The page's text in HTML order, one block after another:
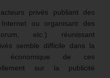
privés publiant des
ou organisant des
etc.) réunissant
semble difficile dans la
de ces
sur la publicité